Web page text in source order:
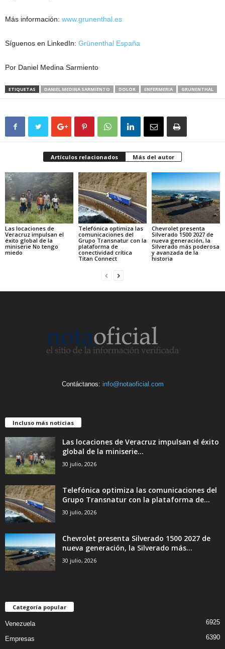
Más información: www.grunenthal.es
Síguenos en LinkedIn: Grünenthal España
Por Daniel Medina Sarmiento
ETIQUETAS DANIEL MEDINA SARMIENTO DOLOR ENFERMERIA GRUNENTHAL
Artículos relacionados Más del autor
Las locaciones de
Veracruz impulsan el
éxito global de la
miniserie No tengo
miedo
Telefónica optimiza las
comunicaciones del
Grupo Transnatur con la
plataforma de
conectividad crítica
Titan Connect
Chevrolet presenta
Silverado 1500 2027 de
nueva generación, la
Silverado más poderosa
y avanzada de la
historia
Contáctanos: info@notaoficial.com
Incluso más noticias
Las locaciones de Veracruz impulsan el éxito
global de la miniserie...
30 julio, 2026
Telefónica optimiza las comunicaciones del
Grupo Transnatur con la plataforma de...
30 julio, 2026
Chevrolet presenta Silverado 1500 2027 de
nueva generación, la Silverado más...
30 julio, 2026
Categoría popular
Venezuela 6925
Empresas
6390